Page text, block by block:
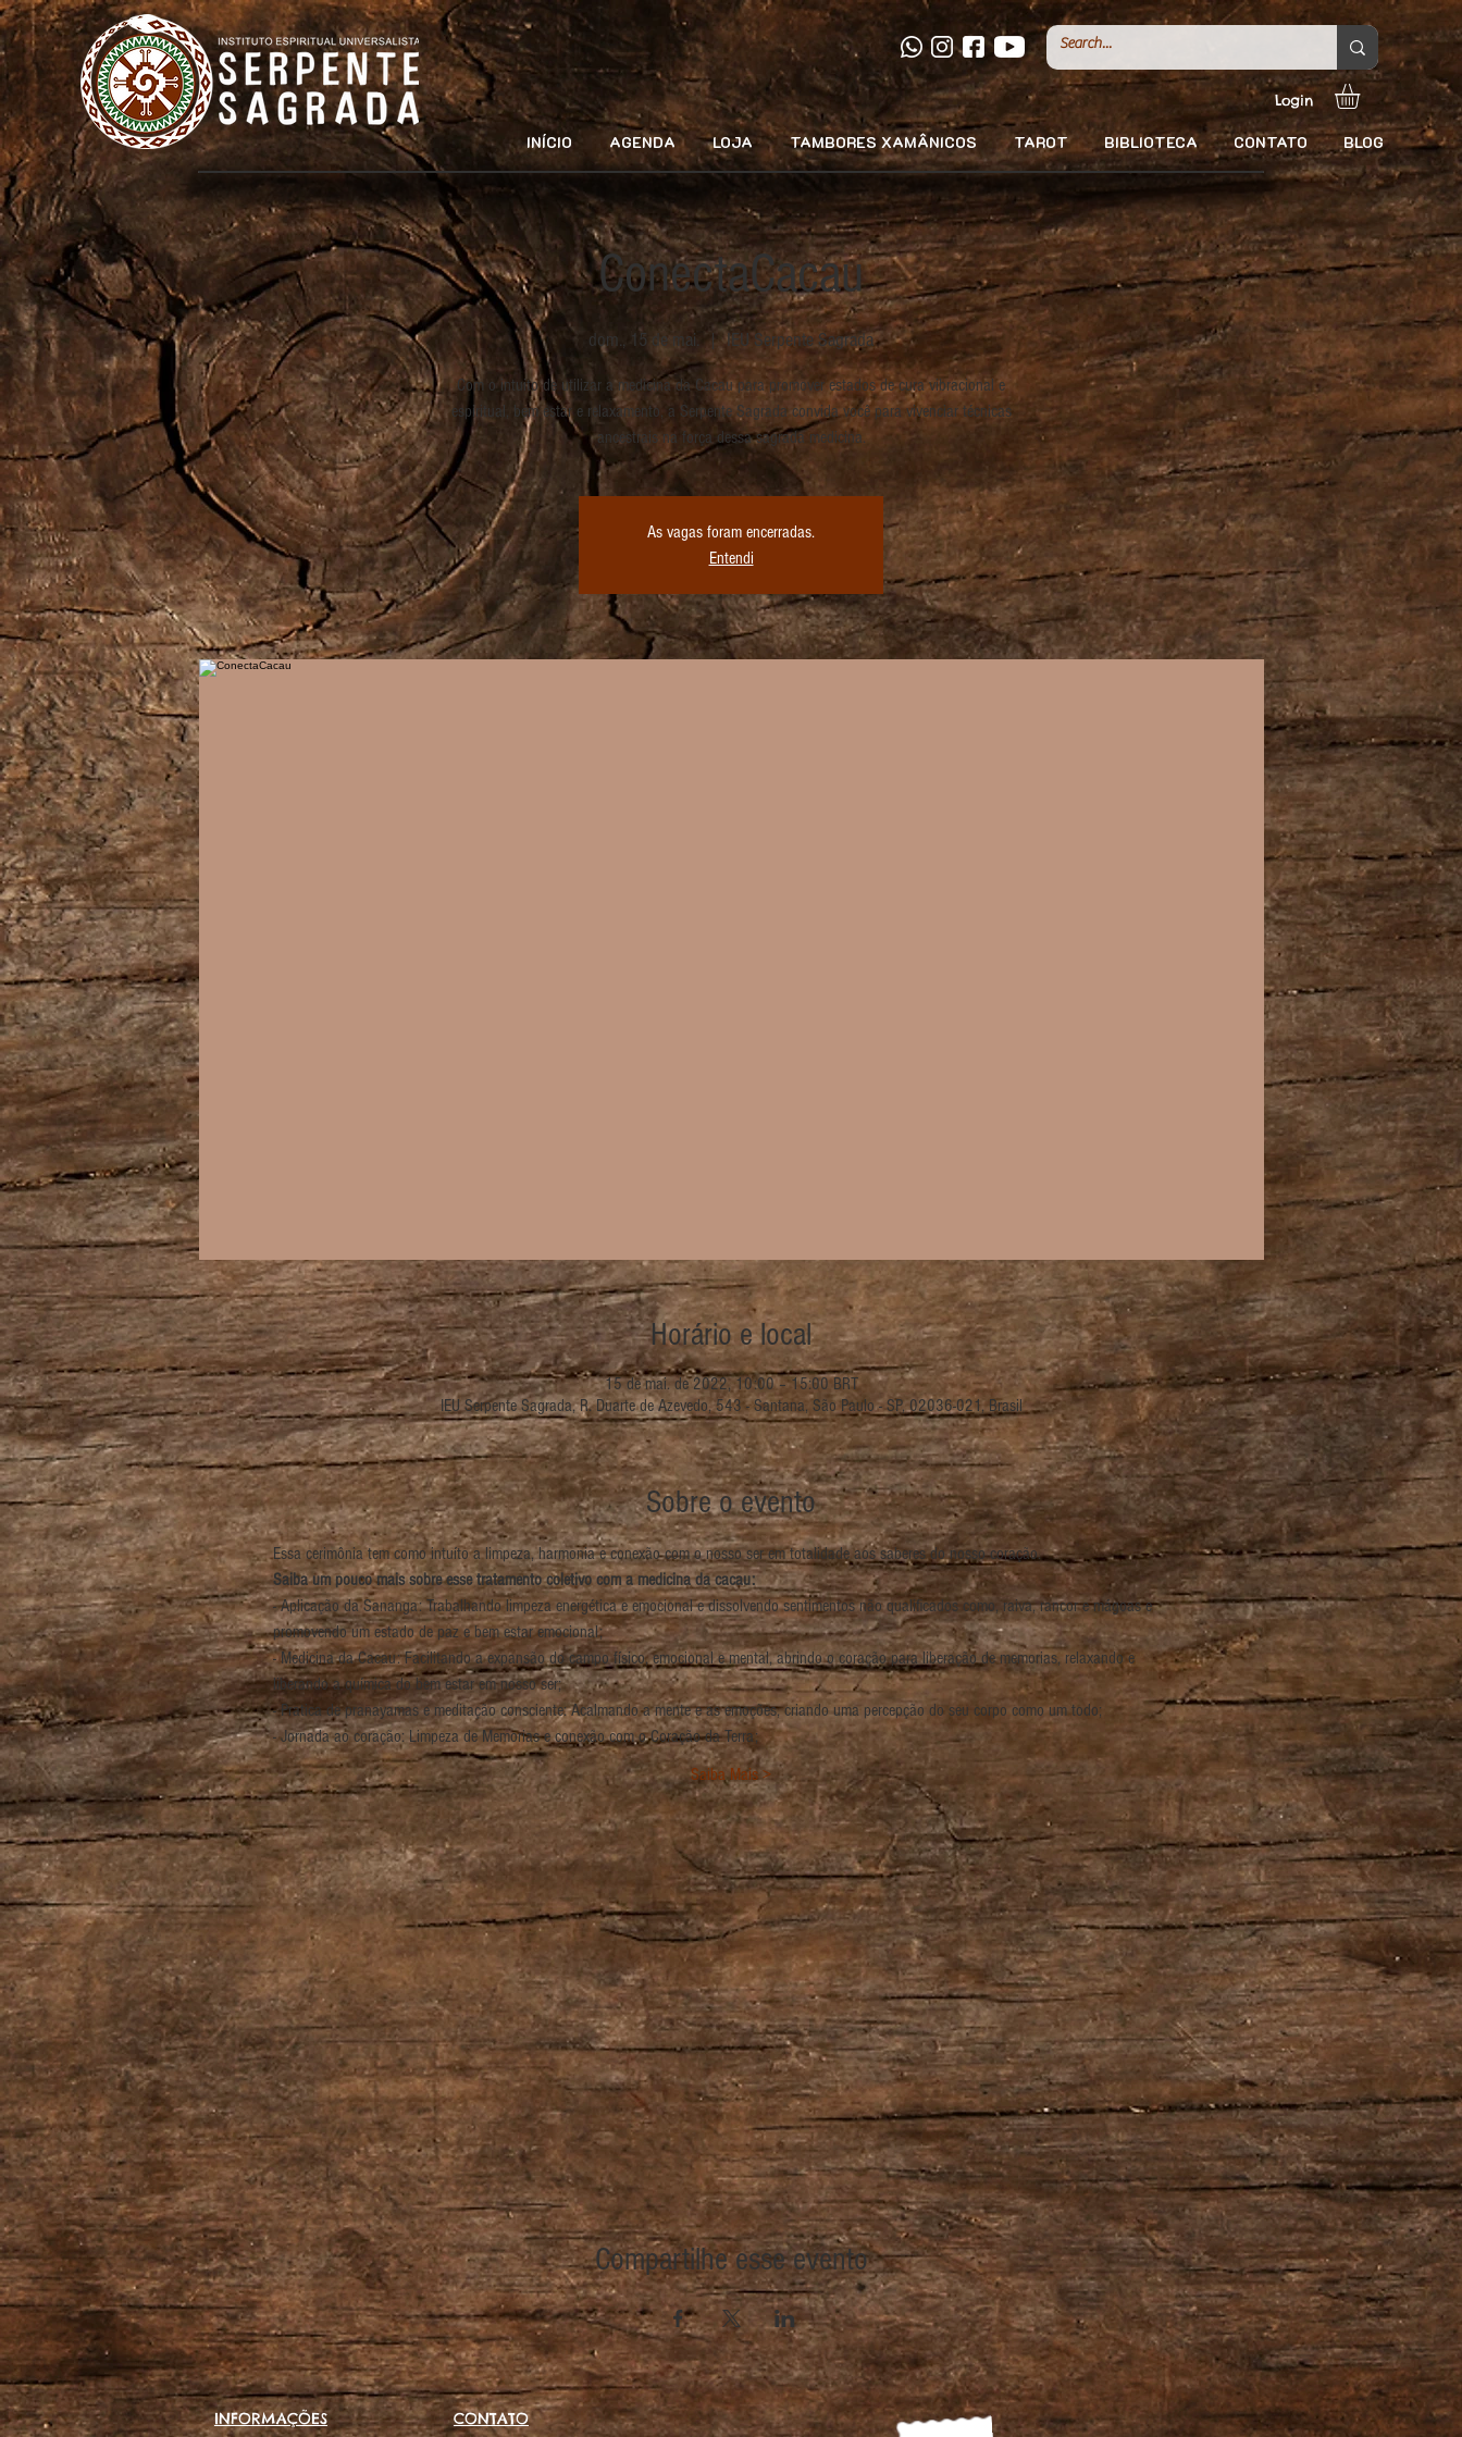
Login
INÍCIO AGENDA LOJA TAMBORES XAMÂNICOS TAROT BIBLIOTECA CONTATO BLOG
ConectaCacau
dom., 15 de mai.
  |
IEU Serpente Sagrada
Com o intuito de utilizar a medicina da Cacau para promover estados de cura vibracional e
espiritual, bem estar e relaxamento, a Serpente Sagrada convida você para vivenciar técnicas
ancestrais na força dessa sagrada medicina.
As vagas foram encerradas.
Entendi
Horário e local
15 de mai. de 2022, 10:00 – 15:00 BRT
IEU Serpente Sagrada, R. Duarte de Azevedo, 543 - Santana, São Paulo - SP, 02036-021, Brasil
Sobre o evento
Essa cerimônia tem como intuíto a limpeza, harmonia e conexão com o nosso ser em totalidade aos saberes do nosso coração.
Saiba um pouco mais sobre esse tratamento coletivo com a medicina da cacau:
- Aplicação da Sananga: Trabalhando limpeza energética e emocional e dissolvendo sentimentos não qualificados como, raiva, rancor e mágoas e
promovendo um estado de paz e bem estar emocional;
- Medicina da Cacau: Facilitando a expansão do campo físico, emocional e mental, abrindo o coração para liberação de memorias, relaxando e
liberando a química do bem estar em nosso ser;
- Pratica de pranayamas e meditação consciente: Acalmando a mente e as emoções, criando uma percepção do seu corpo como um todo;
- Jornada ao coração: Limpeza de Memorias e conexão com o Coração da Terra;
Saiba Mais >
Compartilhe esse evento
INFORMAÇÕES CONTATO